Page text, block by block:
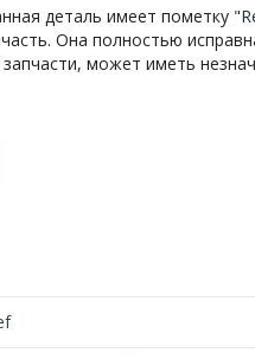
деталь имеет пометку "
Она полностью
может иметь